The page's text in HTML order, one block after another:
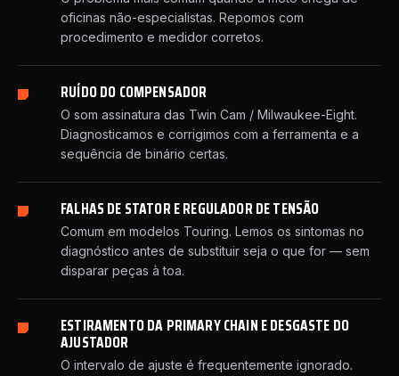
oficinas não-especialistas. Repomos com
procedimento e medidor corretos.
RUÍDO DO COMPENSADOR
O som assinatura das Twin Cam / Milwaukee-Eight.
Diagnosticamos e corrigimos com a ferramenta e a
sequência de binário certas.
FALHAS DE STATOR E REGULADOR DE TENSÃO
Comum em modelos Touring. Lemos os sintomas no
diagnóstico antes de substituir seja o que for — sem
disparar peças à toa.
ESTIRAMENTO DA PRIMARY CHAIN E DESGASTE DO
AJUSTADOR
O intervalo de ajuste é frequentemente ignorado.